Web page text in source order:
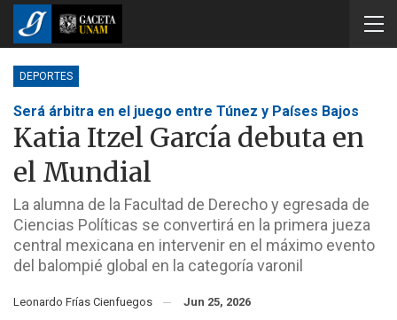
DEPORTES
Será árbitra en el juego entre Túnez y Países Bajos
Katia Itzel García debuta en
el Mundial
La alumna de la Facultad de Derecho y egresada de
Ciencias Políticas se convertirá en la primera jueza
central mexicana en intervenir en el máximo evento
del balompié global en la categoría varonil
Leonardo Frías Cienfuegos Jun 25, 2026